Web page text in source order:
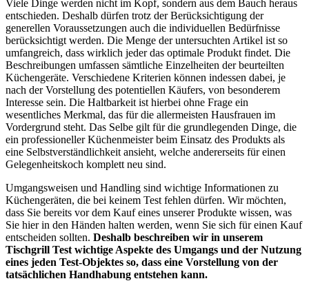
Viele Dinge werden nicht im Kopf, sondern aus dem Bauch heraus
entschieden. Deshalb dürfen trotz der Berücksichtigung der
generellen Voraussetzungen auch die individuellen Bedürfnisse
berücksichtigt werden. Die Menge der untersuchten Artikel ist so
umfangreich, dass wirklich jeder das optimale Produkt findet. Die
Beschreibungen umfassen sämtliche Einzelheiten der beurteilten
Küchengeräte. Verschiedene Kriterien können indessen dabei, je
nach der Vorstellung des potentiellen Käufers, von besonderem
Interesse sein. Die Haltbarkeit ist hierbei ohne Frage ein
wesentliches Merkmal, das für die allermeisten Hausfrauen im
Vordergrund steht. Das Selbe gilt für die grundlegenden Dinge, die
ein professioneller Küchenmeister beim Einsatz des Produkts als
eine Selbstverständlichkeit ansieht, welche andererseits für einen
Gelegenheitskoch komplett neu sind.
Umgangsweisen und Handling sind wichtige Informationen zu
Küchengeräten, die bei keinem Test fehlen dürfen. Wir möchten,
dass Sie bereits vor dem Kauf eines unserer Produkte wissen, was
Sie hier in den Händen halten werden, wenn Sie sich für einen Kauf
entscheiden sollten. Deshalb beschreiben wir in unserem
Tischgrill Test wichtige Aspekte des Umgangs und der Nutzung
eines jeden Test-Objektes so, dass eine Vorstellung von der
tatsächlichen Handhabung entstehen kann.